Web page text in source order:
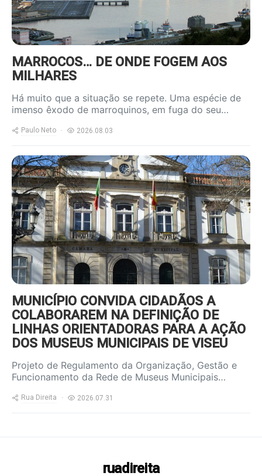
MARROCOS… DE ONDE FOGEM AOS
MILHARES
Há muito que a situação se repete. Uma espécie de
imenso êxodo de marroquinos, em fuga do seu…
Paulo Neto 2026.08.03
https://www.ruadireita.pt/wp-
content/uploads/2026/01/cmviseu-
800x600.jpg
MUNICÍPIO CONVIDA CIDADÃOS A
COLABORAREM NA DEFINIÇÃO DE
LINHAS ORIENTADORAS PARA A AÇÃO
DOS MUSEUS MUNICIPAIS DE VISEU
Projeto de Regulamento da Organização, Gestão e
Funcionamento da Rede de Museus Municipais…
Rua Direita 2026.07.31
ruadireita